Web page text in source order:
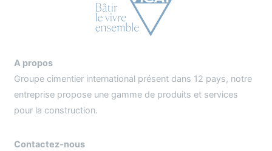
A propos
Groupe cimentier international présent dans 12 pays, notre
entreprise propose une gamme de produits et services
pour la construction.
Contactez-nous